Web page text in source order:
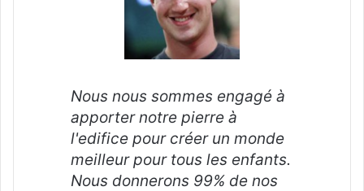
Nous nous sommes engagé à
apporter notre pierre à
l'edifice pour créer un monde
meilleur pour tous les enfants.
Nous donnerons 99% de nos